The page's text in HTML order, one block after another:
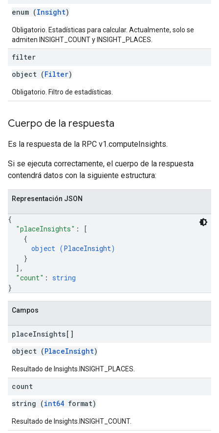
enum (Insight)
Obligatorio. Estadísticas para calcular. Actualmente, solo se
admiten INSIGHT_COUNT y INSIGHT_PLACES.
filter
object (Filter)
Obligatorio. Filtro de estadísticas.
Cuerpo de la respuesta
Es la respuesta de la RPC v1.computeInsights.
Si se ejecuta correctamente, el cuerpo de la respuesta
contendrá datos con la siguiente estructura:
Representación JSON
{
"placeInsights" :
[
{
object (PlaceInsight)
}
] ,
"count" : string
}
Campos
placeInsights[]
object (PlaceInsight)
Resultado de Insights.INSIGHT_PLACES.
count
string (int64 format)
Resultado de Insights.INSIGHT_COUNT.